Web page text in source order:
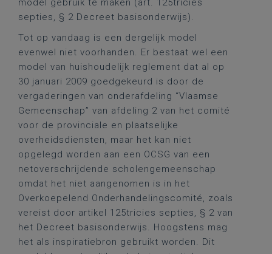
model gebruik te maken (art. 125tricies
septies, § 2 Decreet basisonderwijs).
Tot op vandaag is een dergelijk model
evenwel niet voorhanden. Er bestaat wel een
model van huishoudelijk reglement dat al op
30 januari 2009 goedgekeurd is door de
vergaderingen van onderafdeling “Vlaamse
Gemeenschap” van afdeling 2 van het comité
voor de provinciale en plaatselijke
overheidsdiensten, maar het kan niet
opgelegd worden aan een OCSG van een
netoverschrijdende scholengemeenschap
omdat het niet aangenomen is in het
Overkoepelend Onderhandelingscomité, zoals
vereist door artikel 125tricies septies, § 2 van
het Decreet basisonderwijs. Hoogstens mag
het als inspiratiebron gebruikt worden. Dit